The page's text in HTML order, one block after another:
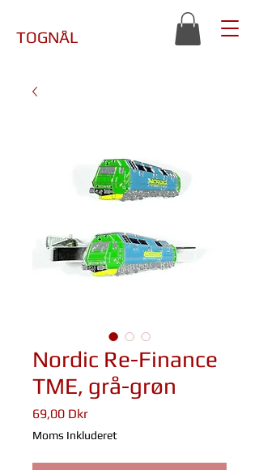
TOGNÅL
Nordic Re-Finance
TME, grå-grøn
69,00 DkrPris
Moms Inkluderet